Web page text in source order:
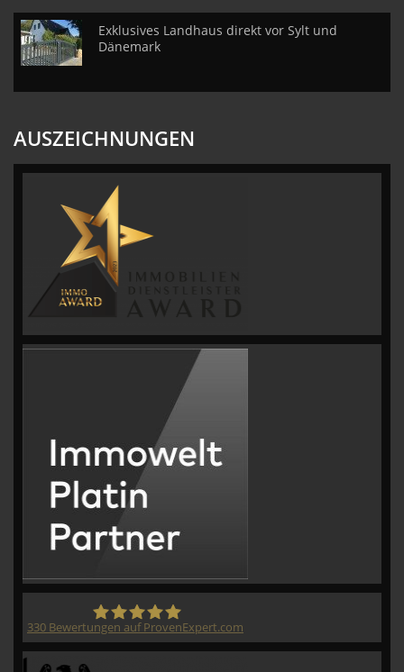
Exklusives Landhaus direkt vor Sylt und
Dänemark
AUSZEICHNUNGEN
330 Bewertungen auf ProvenExpert.com